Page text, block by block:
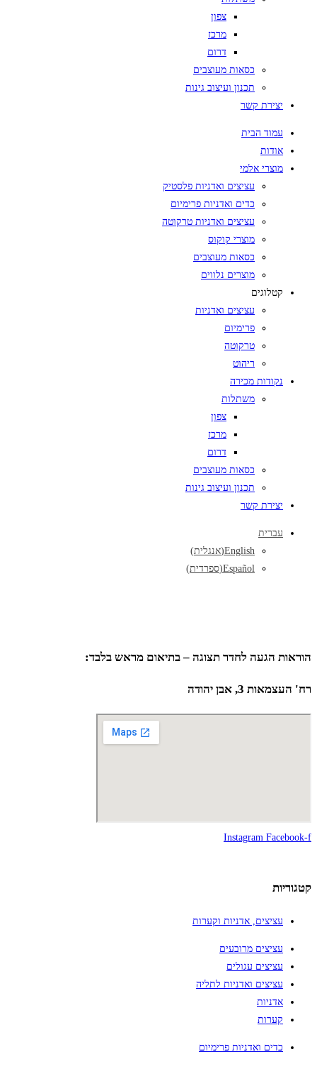
צפון
מרכז
דרום
כסאות מעוצבים
תכנון ועיצוב גינות
יצירת קשר
עמוד הבית
אודות
מוצרי אלמי
עציצים ואדניות פלסטיק
כדים ואדניות פרימיום
עציצים ואדניות טרקוטה
מוצרי קוקוס
כסאות מעוצבים
מוצרים נלווים
קטלוגים
עציצים ואדניות
פרימיום
טרקוטה
ריהוט
נקודות מכירה
משתלות
צפון
מרכז
דרום
כסאות מעוצבים
תכנון ועיצוב גינות
יצירת קשר
עברית
English
(אנגלית)
Español
(ספרדית)
הוראות הגעה לחדר תצוגה – בתיאום מראש בלבד:
רח' העצמאות 3, אבן יהודה
Instagram Facebook-f
קטגוריות
עציצים, אדניות וקערות
עציצים מרובעים
עציצים עגולים
עציצים ואדניות לתליה
אדניות
קערות
כדים ואדניות פרימיום